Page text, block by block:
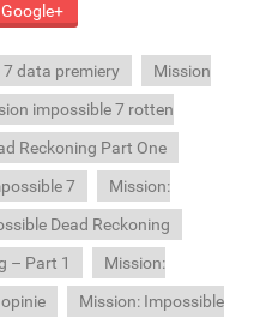
Google+
data premiery
Mission
impossible 7 rotten
Reckoning Part One
7
Mission:
Dead Reckoning
– Part 1
Mission:
Mission: Impossible